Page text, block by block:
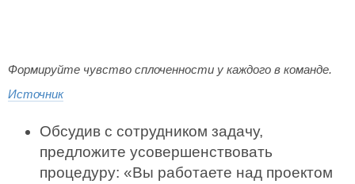
Формируйте чувство сплоченности у каждого в команде.
Источник
Обсудив с сотрудником задачу,
предложите усовершенствовать
процедуру: «Вы работаете над проектом